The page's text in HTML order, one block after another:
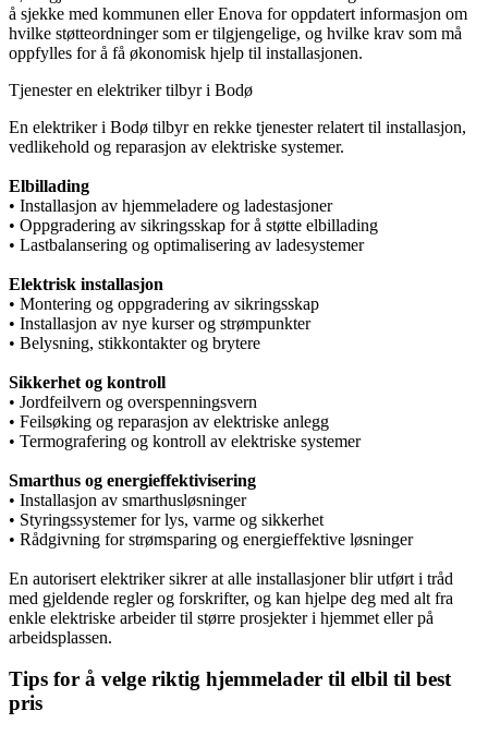
å sjekke med kommunen eller Enova for oppdatert informasjon om
hvilke støtteordninger som er tilgjengelige, og hvilke krav som må
oppfylles for å få økonomisk hjelp til installasjonen.
Tjenester en elektriker tilbyr i Bodø
En elektriker i Bodø tilbyr en rekke tjenester relatert til installasjon,
vedlikehold og reparasjon av elektriske systemer.
Elbillading
• Installasjon av hjemmeladere og ladestasjoner
• Oppgradering av sikringsskap for å støtte elbillading
• Lastbalansering og optimalisering av ladesystemer
Elektrisk installasjon
• Montering og oppgradering av sikringsskap
• Installasjon av nye kurser og strømpunkter
• Belysning, stikkontakter og brytere
Sikkerhet og kontroll
• Jordfeilvern og overspenningsvern
• Feilsøking og reparasjon av elektriske anlegg
• Termografering og kontroll av elektriske systemer
Smarthus og energieffektivisering
• Installasjon av smarthusløsninger
• Styringssystemer for lys, varme og sikkerhet
• Rådgivning for strømsparing og energieffektive løsninger
En autorisert elektriker sikrer at alle installasjoner blir utført i tråd
med gjeldende regler og forskrifter, og kan hjelpe deg med alt fra
enkle elektriske arbeider til større prosjekter i hjemmet eller på
arbeidsplassen.
Tips for å velge riktig hjemmelader til elbil til best
pris